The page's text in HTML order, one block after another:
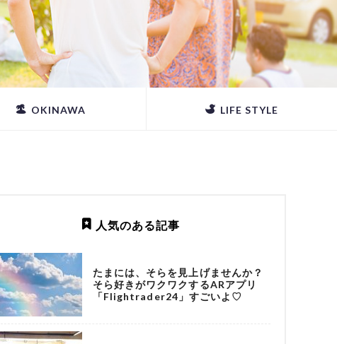
OKINAWA LIFE STYLE
人気のある記事
たまには、そらを見上げませんか？
そら好きがワクワクするARアプリ
「Flightrader24」すごいよ♡